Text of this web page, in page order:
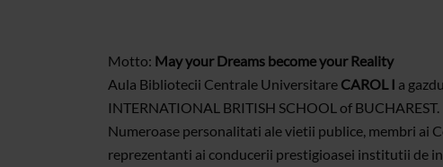
Motto: May your Dreams become your Reality
Aula Bibliotecii Centrale Universitare CAROL I a
INTERNATIONAL BRITISH SCHOOL of BUCHAREST.
Numeroase personalitati ale vietii publice, membri ai
reprezentanti ai conducerii prestigioasei institutii de